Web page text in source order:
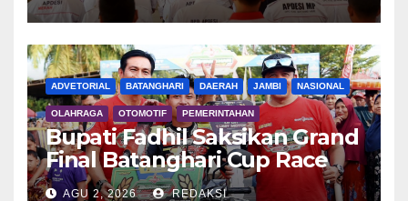
ADVETORIAL BATANGHARI DAERAH JAMBI NASIONAL
OLAHRAGA OTOMOTIF PEMERINTAHAN
Bupati Fadhil Saksikan Grand
Final Batanghari Cup Race
2026
AGU 2, 2026 REDAKSI